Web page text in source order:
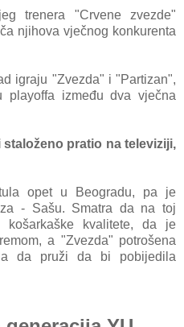
trenera "Crvene zvezde"
njihova vječnog konkurenta
igraju "Zvezda" i "Partizan",
između dva vječna
pratio na televiziji,
opet u Beogradu, pa je
- Sašu. Smatra da na toj
kvalitete, da je
a "Zvezda" potrošena
da pruži da bi pobijedila